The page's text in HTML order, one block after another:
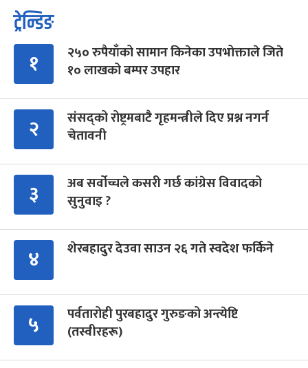
ट्रेन्डिङ
१
२५० रुपैयाँको सामान किनेका उपभोक्ताले जिते
१० लाखको बम्पर उपहार
२
संसद्को रोष्ट्रमबाटै गृहमन्त्रीले दिए प्रश्न नगर्न
चेतावनी
३
अब सर्वोच्चले कसरी गर्छ कांग्रेस विवादको
सुनुवाइ ?
४ शेरबहादुर देउवा साउन २६ गते स्वदेश फर्किने
५
पर्वतारोही पुरबहादुर गुरुङको अन्त्येष्टि
(तस्वीरहरू)